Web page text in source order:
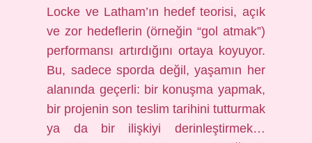
Locke ve Latham’ın hedef teorisi, açık
ve zor hedeflerin (örneğin “gol atmak”)
performansı artırdığını ortaya koyuyor.
Bu, sadece sporda değil, yaşamın her
alanında geçerli: bir konuşma yapmak,
bir projenin son teslim tarihini tutturmak
ya da bir ilişkiyi derinleştirmek…